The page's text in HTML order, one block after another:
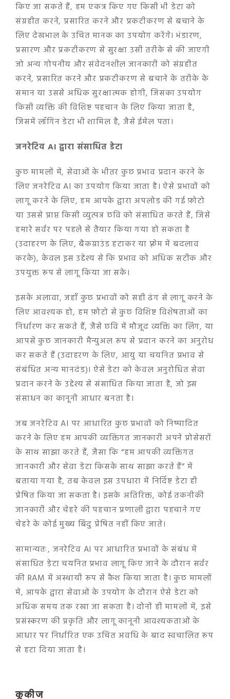
किए जा सकते हैं, हम एकत्र किए गए किसी भी डेटा को
संग्रहीत करने, प्रसारित करने और प्रकटीकरण से बचाने के
लिए देखभाल के उचित मानक का उपयोग करेंगे। भंडारण,
प्रसारण और प्रकटीकरण से सुरक्षा उसी तरीके से की जाएगी
जो अन्य गोपनीय और संवेदनशील जानकारी को संग्रहीत
करने, प्रसारित करने और प्रकटीकरण से बचाने के तरीके के
समान या उससे अधिक सुरक्षात्मक होगी, जिसका उपयोग
किसी व्यक्ति की विशिष्ट पहचान के लिए किया जाता है,
जिसमें लॉगिन डेटा भी शामिल है, जैसे ईमेल पता।
जनरेटिव AI द्वारा संसाधित डेटा
कुछ मामलों में, सेवाओं के भीतर कुछ प्रभाव प्रदान करने के
लिए जनरेटिव AI का उपयोग किया जाता है। ऐसे प्रभावों को
लागू करने के लिए, हम आपके द्वारा अपलोड की गई फ़ोटो
या उससे प्राप्त किसी व्युत्पन्न छवि को संसाधित करते हैं, जिसे
हमारे सर्वर पर पहले से तैयार किया गया हो सकता है
(उदाहरण के लिए, बैकग्राउंड हटाकर या फ़्रेम में बदलाव
करके), केवल इस उद्देश्य से कि प्रभाव को अधिक सटीक और
उपयुक्त रूप से लागू किया जा सके।
इसके अलावा, जहाँ कुछ प्रभावों को सही ढंग से लागू करने के
लिए आवश्यक हो, हम फ़ोटो से कुछ विशिष्ट विशेषताओं का
निर्धारण कर सकते हैं, जैसे छवि में मौजूद व्यक्ति का लिंग, या
आपसे कुछ जानकारी मैन्युअल रूप से प्रदान करने का अनुरोध
कर सकते हैं (उदाहरण के लिए, आयु या चयनित प्रभाव से
संबंधित अन्य मानदंड)। ऐसे डेटा को केवल अनुरोधित सेवा
प्रदान करने के उद्देश्य से संसाधित किया जाता है, जो इस
संसाधन का कानूनी आधार बनता है।
जब जनरेटिव AI पर आधारित कुछ प्रभावों को निष्पादित
करने के लिए हम आपकी व्यक्तिगत जानकारी अपने प्रोसेसरों
के साथ साझा करते हैं, जैसा कि “हम आपकी व्यक्तिगत
जानकारी और सेवा डेटा किसके साथ साझा करते हैं” में
बताया गया है, तब केवल इस उपधारा में निर्दिष्ट डेटा ही
प्रेषित किया जा सकता है। इसके अतिरिक्त, कोई तकनीकी
जानकारी और चेहरे की पहचान प्रणाली द्वारा पहचाने गए
चेहरे के कोई मुख्य बिंदु प्रेषित नहीं किए जाते।
सामान्यतः, जनरेटिव AI पर आधारित प्रभावों के संबंध में
संसाधित डेटा चयनित प्रभाव लागू किए जाने के दौरान सर्वर
की RAM में अस्थायी रूप से कैश किया जाता है। कुछ मामलों
में, आपके द्वारा सेवाओं के उपयोग के दौरान ऐसे डेटा को
अधिक समय तक रखा जा सकता है। दोनों ही मामलों में, इसे
प्रसंस्करण की प्रकृति और लागू कानूनी आवश्यकताओं के
आधार पर निर्धारित एक उचित अवधि के बाद स्वचालित रूप
से हटा दिया जाता है।
कूकीज